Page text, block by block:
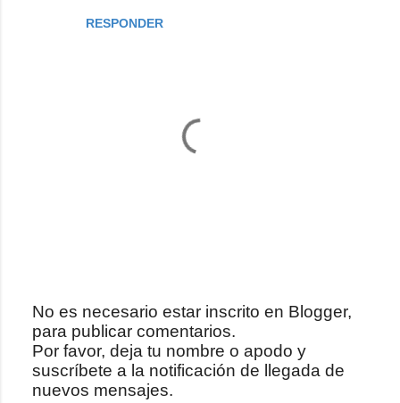
RESPONDER
P
u
b
l
No es necesario estar inscrito en Blogger,
para publicar comentarios.
Por favor, deja tu nombre o apodo y
suscríbete a la notificación de llegada de
nuevos mensajes.